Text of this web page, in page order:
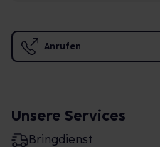
Anrufen
Unsere Services
Bringdienst